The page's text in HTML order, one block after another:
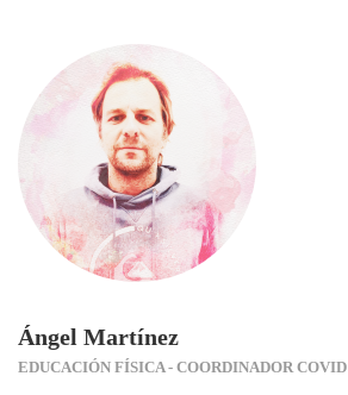
Ángel Martínez
EDUCACIÓN FÍSICA - COORDINADOR COVID